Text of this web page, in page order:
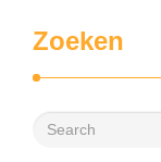
Zoeken